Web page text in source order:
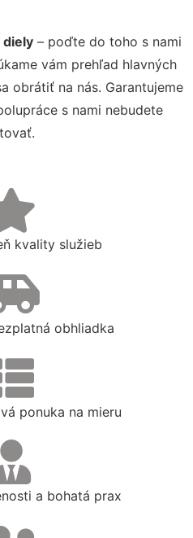
diely – poďte do toho s nami
vám prehľad hlavných
obrátiť na nás. Garantujeme
s nami nebudete
kvality služieb
obhliadka
ponuka na mieru
a bohatá prax